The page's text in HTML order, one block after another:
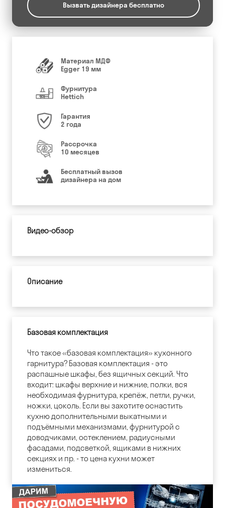
Вызвать дизайнера бесплатно
Материал МДФ
Egger 19 мм
Фурнитура
Hettich
Гарантия
2 года
Рассрочка
10 месяцев
Бесплатный вызов
дизайнера на дом
Видео-обзор
Описание
Базовая комплектация
Что такое «базовая комплектация» кухонного
гарнитура? Базовая комплектация - это
распашные шкафы, без ящичных секций. Что
входит: шкафы верхние и нижние, полки, вся
необходимая фурнитура, крепёж, петли, ручки,
ножки, цоколь. Если вы захотите оснастить
кухню дополнительными выкатными и
подъёмными механизмами, фурнитурой с
доводчиками, остеклением, радиусными
фасадами, подсветкой, ящиками в нижних
секциях и пр. - то цена кухни может
измениться.